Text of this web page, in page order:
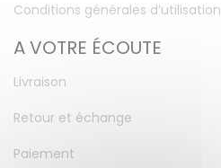
Conditions générales d’utilisation
A VOTRE ÉCOUTE
Livraison
Retour et échange
Paiement